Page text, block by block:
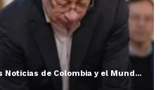
Colombia Mundo - Principales Noticias de Colombia y el Mundo Hoy